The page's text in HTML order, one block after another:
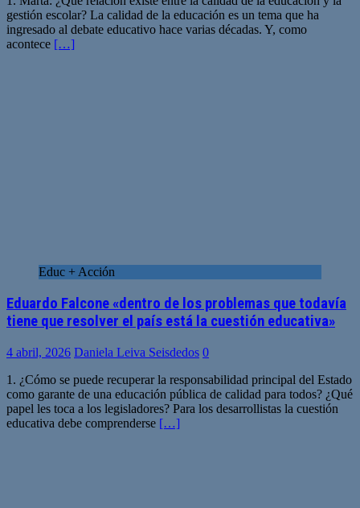
gestión escolar? La calidad de la educación es un tema que ha
ingresado al debate educativo hace varias décadas. Y, como
acontece […]
Educ + Acción
Eduardo Falcone «dentro de los problemas que todavía
tiene que resolver el país está la cuestión educativa»
4 abril, 2026 Daniela Leiva Seisdedos 0
1. ¿Cómo se puede recuperar la responsabilidad principal del Estado
como garante de una educación pública de calidad para todos? ¿Qué
papel les toca a los legisladores? Para los desarrollistas la cuestión
educativa debe comprenderse […]